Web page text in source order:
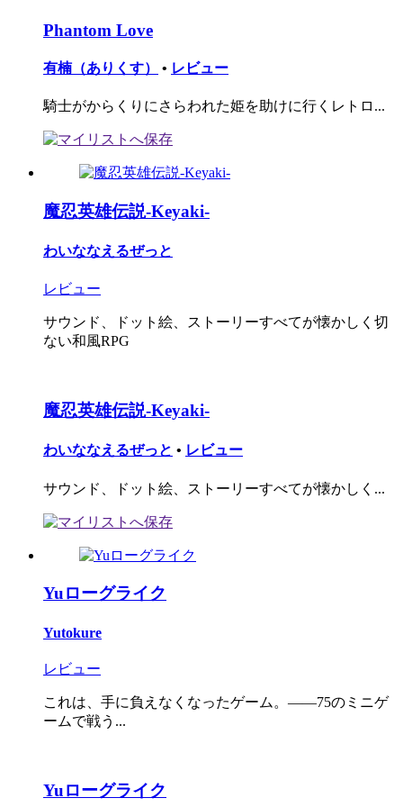
Phantom Love
有楠（ありくす） • レビュー
騎士がからくりにさらわれた姫を助けに行くレトロ...
魔忍英雄伝説-Keyaki-
わいななえるぜっと
レビュー
サウンド、ドット絵、ストーリーすべてが懐かしく切
ない和風RPG
魔忍英雄伝説-Keyaki-
わいななえるぜっと • レビュー
サウンド、ドット絵、ストーリーすべてが懐かしく...
Yuローグライク
Yutokure
レビュー
これは、手に負えなくなったゲーム。――75のミニゲ
ームで戦う...
Yuローグライク